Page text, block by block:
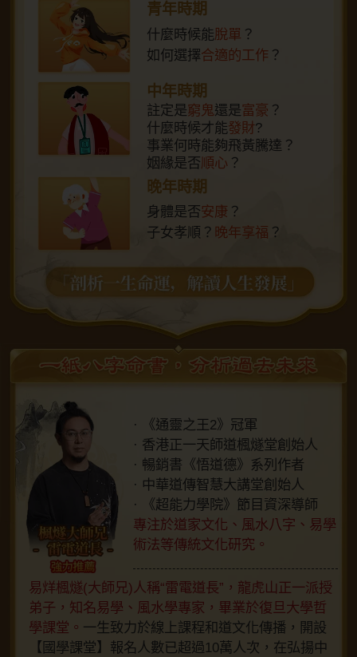
青年時期
什麼時候能脫單 ？
如何選擇合適的工作？
中年時期
註定是窮鬼還是富豪 ？
什麼時候才能發財?
事業何時能夠飛黃騰達？
姻緣是否 順心 ？
晚年時期
身體是否安康 ？
子女孝順？ 晚年享福 ？
· 《通靈之王2》冠軍
· 香港正一天師道楓燧堂創始人
· 暢銷書《悟道德》系列作者
· 中華道傳智慧大講堂創始人
· 《超能力學院》節目資深導師
專注於道家文化、風水八字、易學
術法等傳統文化研究。
易烊楓燧(大師兄)人稱“雷電道長”，龍虎山正一派授
弟子，知名易學、風水學專家，畢業於復旦大學哲
學課堂。 一生致力於線上課程和道文化傳播，開設
【國學課堂】報名人數已超過10萬人次，在弘揚中